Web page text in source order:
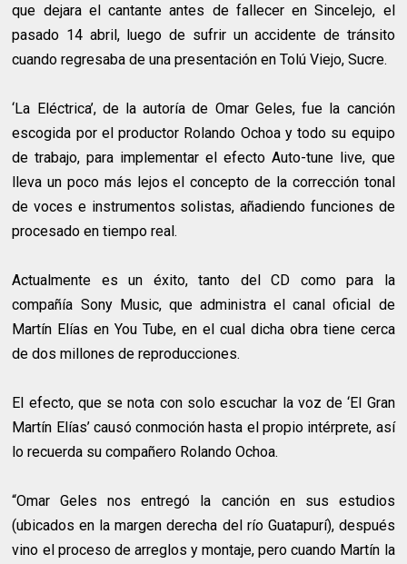
que dejara el cantante antes de fallecer en Sincelejo, el
pasado 14 abril, luego de sufrir un accidente de tránsito
cuando regresaba de una presentación en Tolú Viejo, Sucre.
‘La Eléctrica’, de la autoría de Omar Geles, fue la canción
escogida por el productor Rolando Ochoa y todo su equipo
de trabajo, para implementar el efecto Auto-tune live, que
lleva un poco más lejos el concepto de la corrección tonal
de voces e instrumentos solistas, añadiendo funciones de
procesado en tiempo real.
Actualmente es un éxito, tanto del CD como para la
compañía Sony Music, que administra el canal oficial de
Martín Elías en You Tube, en el cual dicha obra tiene cerca
de dos millones de reproducciones.
El efecto, que se nota con solo escuchar la voz de ‘El Gran
Martín Elías’ causó conmoción hasta el propio intérprete, así
lo recuerda su compañero Rolando Ochoa.
“Omar Geles nos entregó la canción en sus estudios
(ubicados en la margen derecha del río Guatapurí), después
vino el proceso de arreglos y montaje, pero cuando Martín la